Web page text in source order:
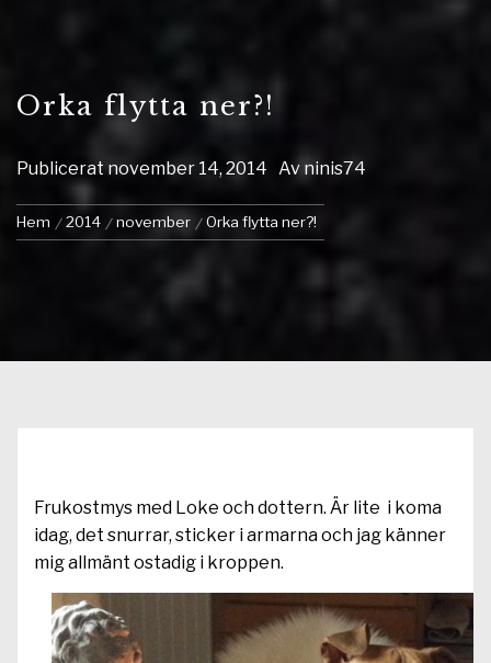
Orka flytta ner?!
Publiceratnovember 14, 2014 Av ninis74
Hem 2014 november Orka flytta ner?!
Frukostmys med Loke och dottern. Är lite i koma
idag, det snurrar, sticker i armarna och jag känner
mig allmänt ostadig i kroppen.